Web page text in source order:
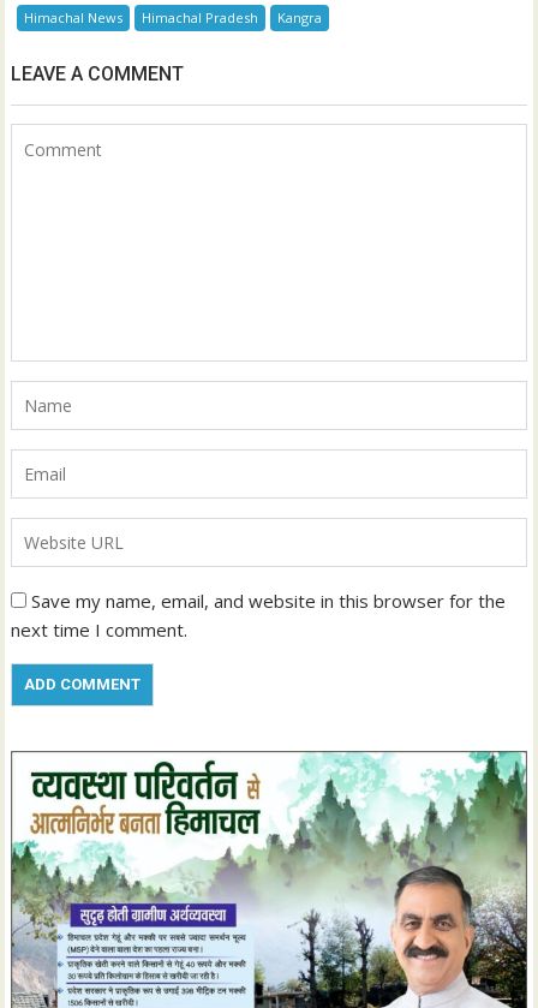
Himachal News Himachal Pradesh Kangra
LEAVE A COMMENT
Save my name, email, and website in this browser for the
next time I comment.